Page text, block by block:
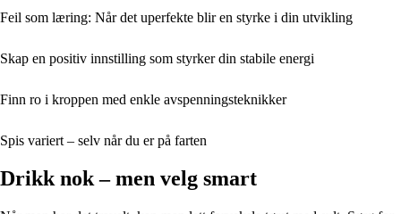
Feil som læring: Når det uperfekte blir en styrke i din utvikling
Skap en positiv innstilling som styrker din stabile energi
Finn ro i kroppen med enkle avspenningsteknikker
Spis variert – selv når du er på farten
Drikk nok – men velg smart